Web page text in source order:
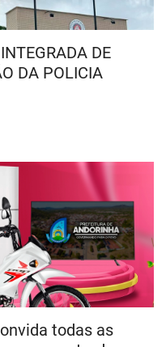
DE
DA POLICIA
todas as